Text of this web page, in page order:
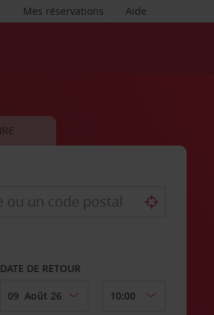
Aide
Mes réservations
DATE DE RETOUR